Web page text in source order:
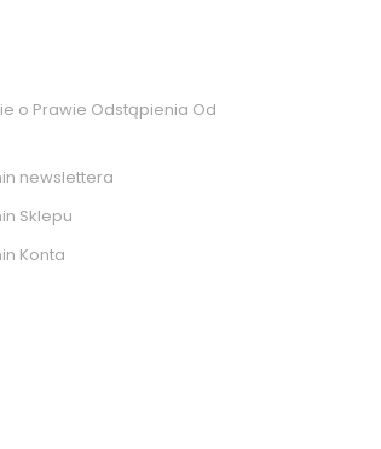
o Prawie Odstąpienia Od
newslettera
Sklepu
Konta